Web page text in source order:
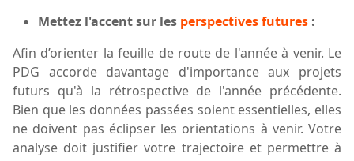
Mettez l'accent sur les perspectives futures :
Afin d’orienter la feuille de route de l'année à venir. Le
PDG accorde davantage d'importance aux projets
futurs qu'à la rétrospective de l'année précédente.
Bien que les données passées soient essentielles, elles
ne doivent pas éclipser les orientations à venir. Votre
analyse doit justifier votre trajectoire et permettre à